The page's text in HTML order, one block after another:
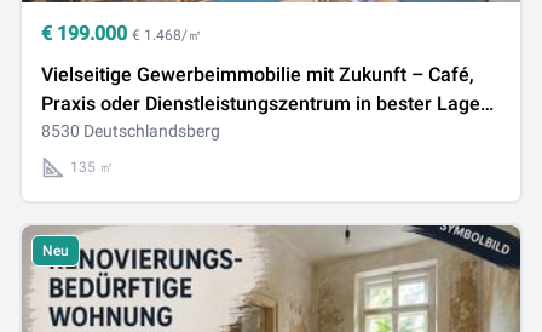
€ 199.000 € 1.468/㎡
Vielseitige Gewerbeimmobilie mit Zukunft – Café,
Praxis oder Dienstleistungszentrum in bester Lage
von Deutschlandsberg
8530 Deutschlandsberg
135 ㎡
Neu